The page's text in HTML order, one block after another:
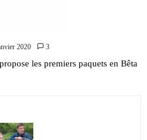
2020 3
les premiers paquets en Bêta